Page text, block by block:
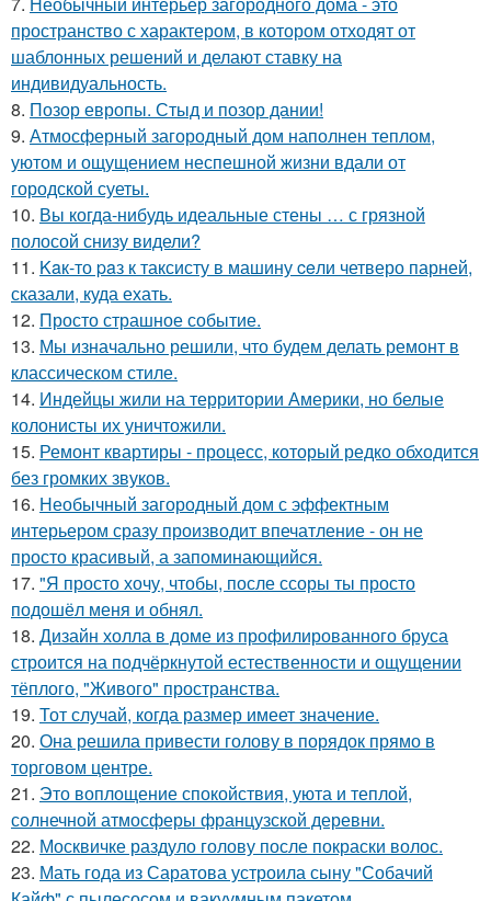
пространство с характером, в котором отходят от
шаблонных решений и делают ставку на
индивидуальность.
8. Позор европы. Стыд и позор дании!
9. Атмосферный загородный дом наполнен теплом,
уютом и ощущением неспешной жизни вдали от
городской суеты.
10. Вы когда-нибудь идеальные стены … с грязной
полосой снизу видели?
11. Kaк-то paз к таксисту в машину ceли четверо парней,
сказали, куда ехать.
12. Просто страшное событие.
13. Мы изначально решили, что будем делать ремонт в
классическом стиле.
14. Индейцы жили на территории Америки, но белые
колонисты их уничтожили.
15. Ремонт квартиры - процесс, который редко обходится
без громких звуков.
16. Необычный загородный дом с эффектным
интерьером сразу производит впечатление - он не
просто красивый, а запоминающийся.
17. "Я просто хочу, чтобы, после ссоры ты просто
подошёл меня и обнял.
18. Дизайн холла в доме из профилированного бруса
строится на подчёркнутой естественности и ощущении
тёплого, "Живого" пространства.
19. Тот случай, когда размер имеет значение.
20. Она решила привести голову в порядок прямо в
торговом центре.
21. Это воплощение спокойствия, уюта и теплой,
солнечной атмосферы французской деревни.
22. Москвичке раздуло голову после покраски волос.
23. Мать года из Саратова устроила сыну "Собачий